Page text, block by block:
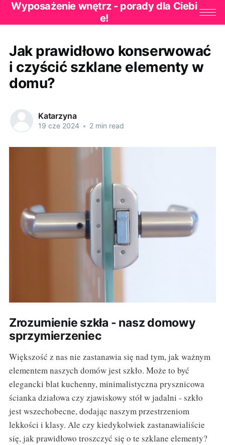
Wyposażenie wnętrz - porady dla Ciebi
e!
Jak prawidłowo konserwować
i czyścić szklane elementy w
domu?
Katarzyna
19 cze 2024 • 2 min read
Zrozumienie szkła - nasz domowy
sprzymierzeniec
Większość z nas nie zastanawia się nad tym, jak ważnym
elementem naszych domów jest szkło. Może to być
elegancki blat kuchenny, minimalistyczna prysznicowa
ścianka działowa czy zjawiskowy stół w jadalni - szkło
jest wszechobecne, dodając naszym przestrzeniom
lekkości i klasy. Ale czy kiedykolwiek zastanawialiście
się, jak prawidłowo troszczyć się o te szklane elementy?